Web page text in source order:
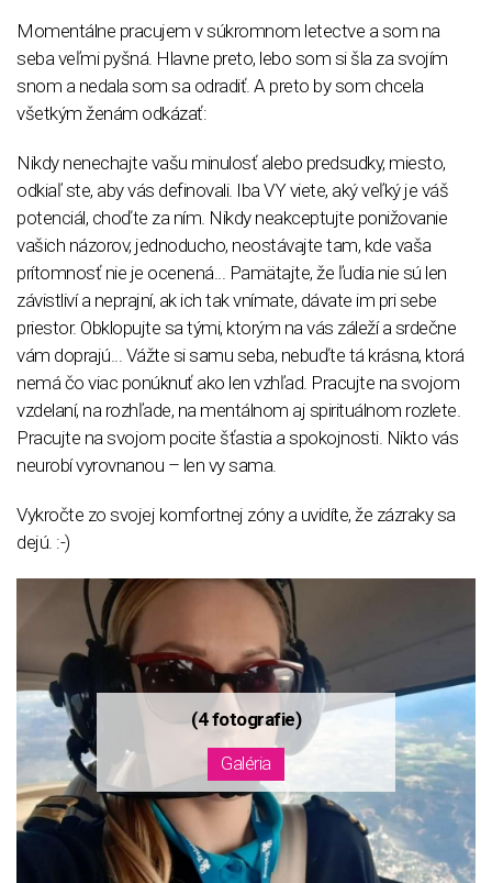
Momentálne pracujem v súkromnom letectve a som na
seba veľmi pyšná. Hlavne preto, lebo som si šla za svojím
snom a nedala som sa odradiť. A preto by som chcela
všetkým ženám odkázať:
Nikdy nenechajte vašu minulosť alebo predsudky, miesto,
odkiaľ ste, aby vás definovali. Iba VY viete, aký veľký je váš
potenciál, choďte za ním. Nikdy neakceptujte ponižovanie
vašich názorov, jednoducho, neostávajte tam, kde vaša
prítomnosť nie je ocenená... Pamätajte, že ľudia nie sú len
závistliví a neprajní, ak ich tak vnímate, dávate im pri sebe
priestor. Obklopujte sa tými, ktorým na vás záleží a srdečne
vám doprajú... Vážte si samu seba, nebuďte tá krásna, ktorá
nemá čo viac ponúknuť ako len vzhľad. Pracujte na svojom
vzdelaní, na rozhľade, na mentálnom aj spirituálnom rozlete.
Pracujte na svojom pocite šťastia a spokojnosti. Nikto vás
neurobí vyrovnanou – len vy sama.
Vykročte zo svojej komfortnej zóny a uvidíte, že zázraky sa
dejú. :-)